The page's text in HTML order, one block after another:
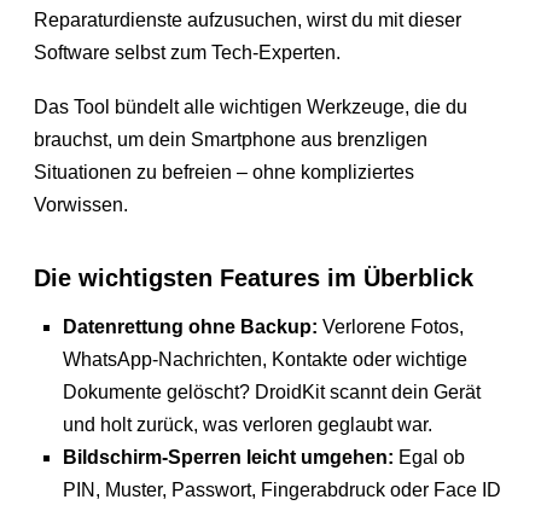
Reparaturdienste aufzusuchen, wirst du mit dieser
Software selbst zum Tech-Experten.
Das Tool bündelt alle wichtigen Werkzeuge, die du
brauchst, um dein Smartphone aus brenzligen
Situationen zu befreien – ohne kompliziertes
Vorwissen.
Die wichtigsten Features im Überblick
Datenrettung ohne Backup: Verlorene Fotos,
WhatsApp-Nachrichten, Kontakte oder wichtige
Dokumente gelöscht? DroidKit scannt dein Gerät
und holt zurück, was verloren geglaubt war.
Bildschirm-Sperren leicht umgehen: Egal ob
PIN, Muster, Passwort, Fingerabdruck oder Face ID